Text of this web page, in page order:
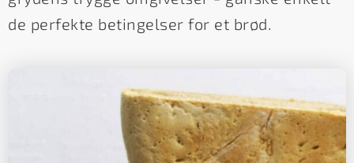
de perfekte betingelser for et brød.